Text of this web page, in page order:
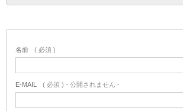
名前 ( 必須 )
E-MAIL ( 必須 ) - 公開されません -